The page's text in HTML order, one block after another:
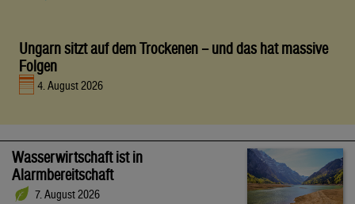
Ungarn sitzt auf dem Trockenen – und das hat massive
Folgen
4. August 2026
Wasserwirtschaft ist in
Alarmbereitschaft
7. August 2026